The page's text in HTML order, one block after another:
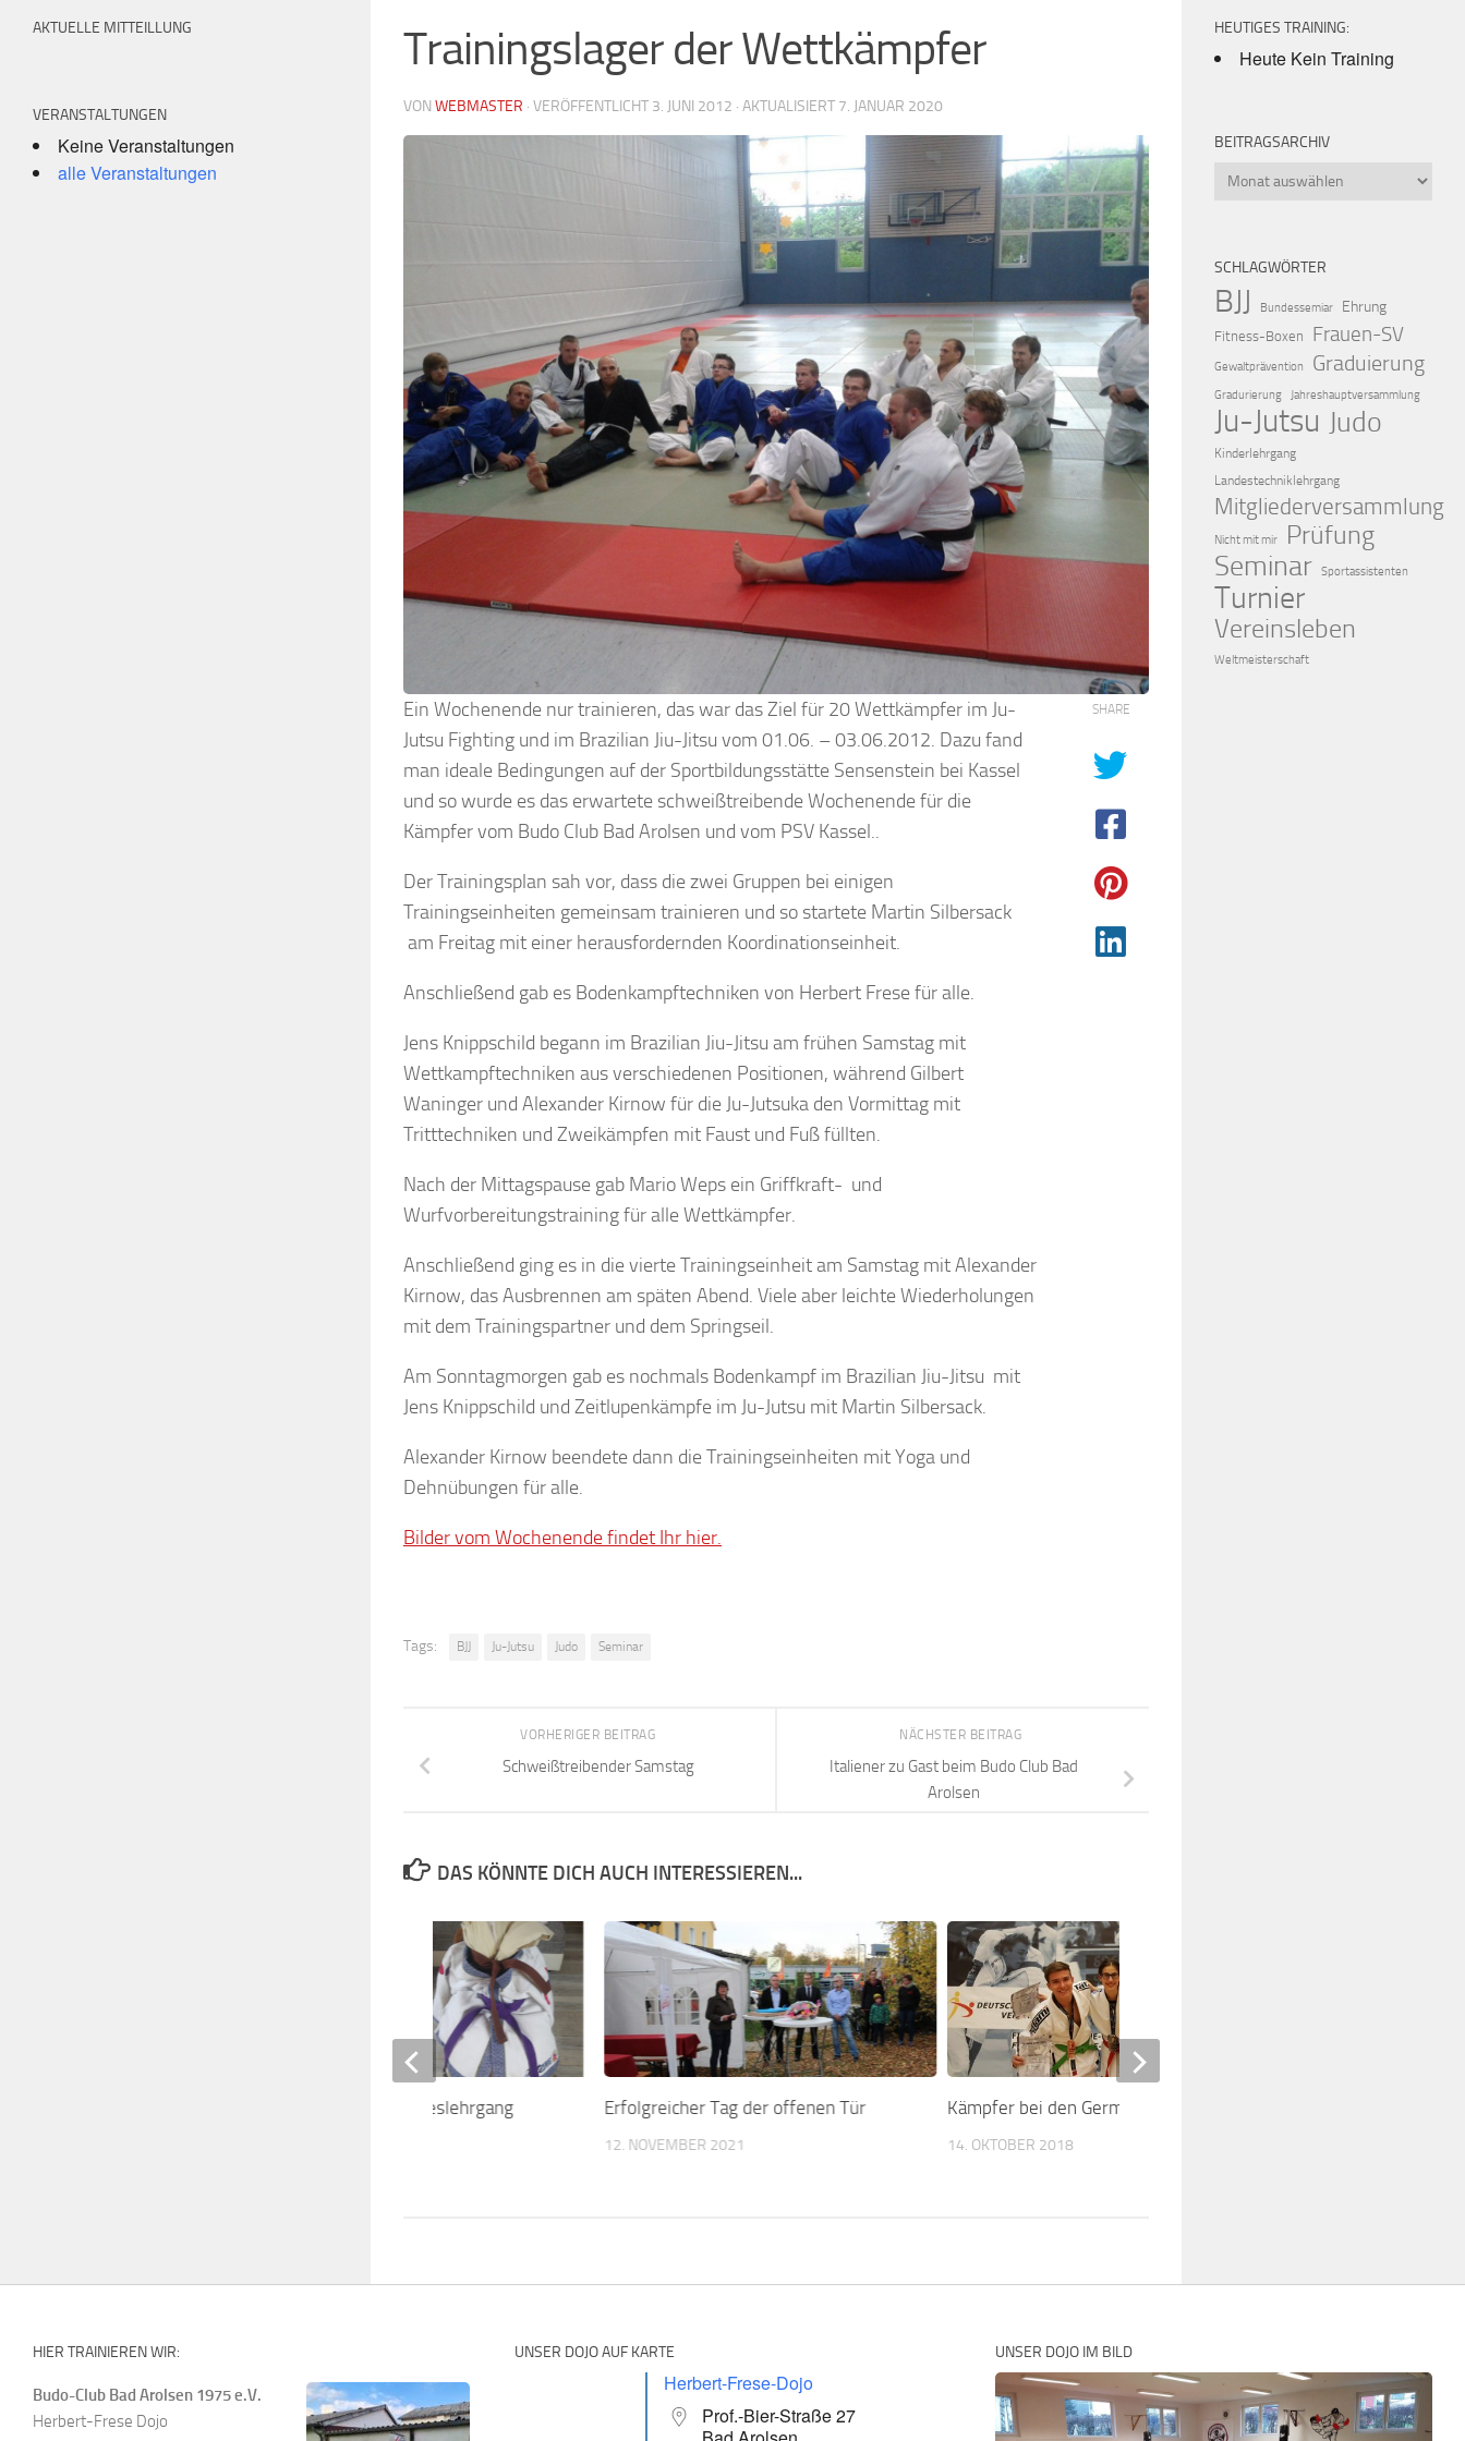
Trainingslager der Wettkämpfer
VON WEBMASTER · VERÖFFENTLICHT 3. JUNI 2012 · AKTUALISIERT 7. JANUAR 2020
Ein Wochenende nur trainieren, das war das Ziel für 20 Wettkämpfer im Ju-
Jutsu Fighting und im Brazilian Jiu-Jitsu vom 01.06. – 03.06.2012. Dazu fand
man ideale Bedingungen auf der Sportbildungsstätte Sensenstein bei Kassel
und so wurde es das erwartete schweißtreibende Wochenende für die
Kämpfer vom Budo Club Bad Arolsen und vom PSV Kassel..
Der Trainingsplan sah vor, dass die zwei Gruppen bei einigen
Trainingseinheiten gemeinsam trainieren und so startete Martin Silbersack
am Freitag mit einer herausfordernden Koordinationseinheit.
Anschließend gab es Bodenkampftechniken von Herbert Frese für alle.
Jens Knippschild begann im Brazilian Jiu-Jitsu am frühen Samstag mit
Wettkampftechniken aus verschiedenen Positionen, während Gilbert
Waninger und Alexander Kirnow für die Ju-Jutsuka den Vormittag mit
Tritttechniken und Zweikämpfen mit Faust und Fuß füllten.
Nach der Mittagspause gab Mario Weps ein Griffkraft- und
Wurfvorbereitungstraining für alle Wettkämpfer.
Anschließend ging es in die vierte Trainingseinheit am Samstag mit Alexander
Kirnow, das Ausbrennen am späten Abend. Viele aber leichte Wiederholungen
mit dem Trainingspartner und dem Springseil.
Am Sonntagmorgen gab es nochmals Bodenkampf im Brazilian Jiu-Jitsu mit
Jens Knippschild und Zeitlupenkämpfe im Ju-Jutsu mit Martin Silbersack.
Alexander Kirnow beendete dann die Trainingseinheiten mit Yoga und
Dehnübungen für alle.
Bilder vom Wochenende findet Ihr hier.
SHARE
Tags: BJJ Ju-Jutsu Judo Seminar
NÄCHSTER BEITRAG
Italiener zu Gast beim Budo Club Bad
Arolsen
VORHERIGER BEITRAG
Schweißtreibender Samstag
DAS KÖNNTE DICH AUCH INTERESSIEREN...
Erfolgreicher Tag der offenen Tür
12. NOVEMBER 2021
Kämpfer bei den German Open
14. OKTOBER 2018
Größter Online-Bundeslehrgang
AKTUELLE MITTEILLUNG
VERANSTALTUNGEN
Keine Veranstaltungen
alle Veranstaltungen
HEUTIGES TRAINING:
Heute Kein Training
BEITRAGSARCHIV
Beitragsarchiv
SCHLAGWÖRTER
BJJ Bundessemiar Ehrung
Fitness-Boxen Frauen-SV
Gewaltprävention Graduierung
Gradurierung Jahreshauptversammlung
Ju-Jutsu Judo
Kinderlehrgang
Landestechniklehrgang
Mitgliederversammlung
Nicht mit mir Prüfung
Seminar Sportassistenten
Turnier
Vereinsleben
Weltmeisterschaft
HIER TRAINIEREN WIR:
Budo-Club Bad Arolsen 1975 e.V.
Herbert-Frese Dojo
UNSER DOJO AUF KARTE
Herbert-Frese-Dojo
Prof.-Bier-Straße 27
UNSER DOJO IM BILD